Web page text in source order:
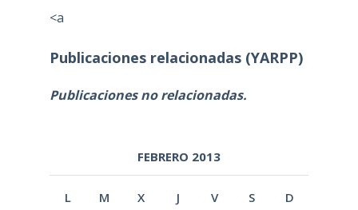
<a
Publicaciones relacionadas (YARPP)
Publicaciones no relacionadas.
FEBRERO 2013
L M X J V S D